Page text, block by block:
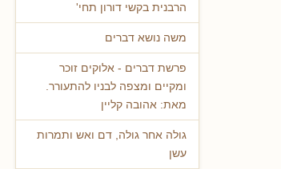
הרבנית בקשי דורון תחי'
משה נושא דברים
פרשת דברים - אלוקים זוכר
ומקיים ומצפה לבניו להתעורר.
מאת: אהובה קליין
גולה אחר גולה, דם ואש ותמרות
עשן